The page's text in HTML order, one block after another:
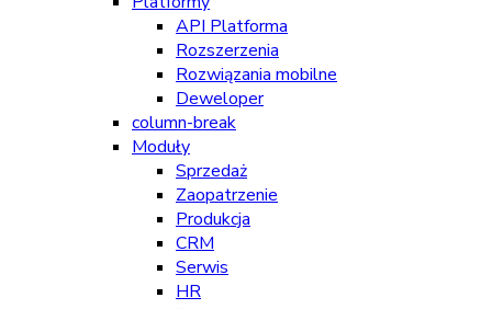
API Platforma
Rozszerzenia
Rozwiązania mobilne
Deweloper
column-break
Moduły
Sprzedaż
Zaopatrzenie
Produkcja
CRM
Serwis
HR